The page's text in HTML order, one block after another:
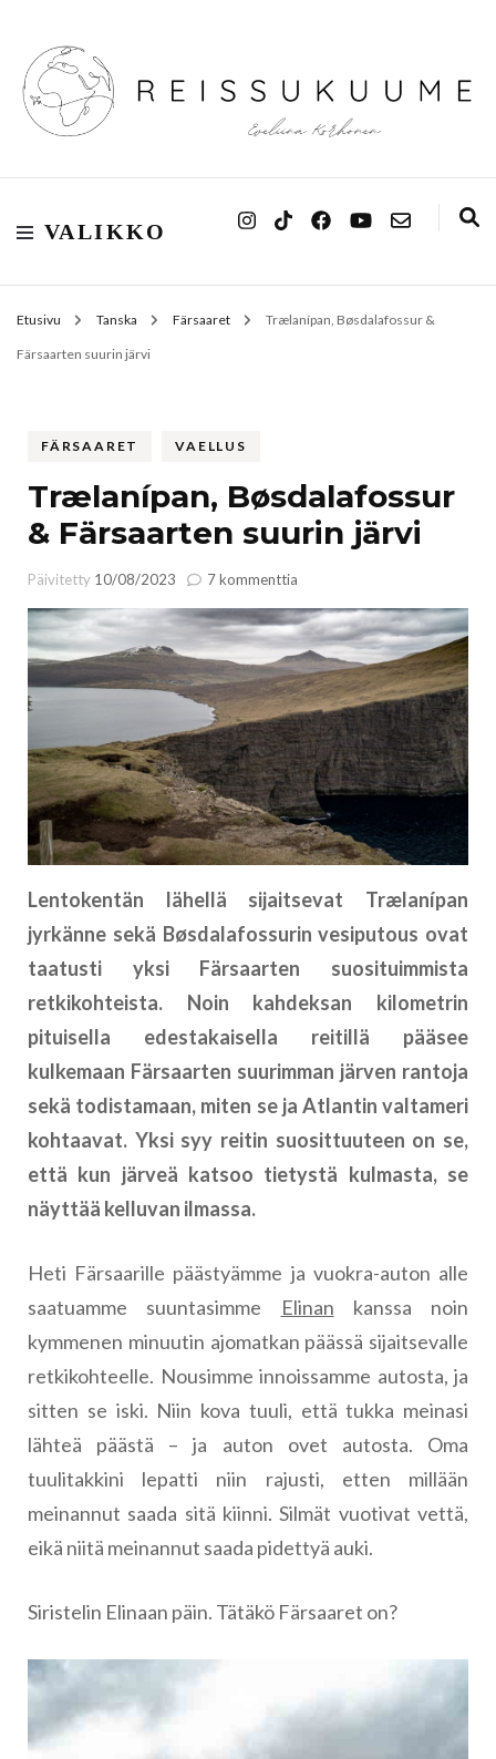
Reissukuume
VALIKKO
Etusivu Tanska Färsaaret Trælanípan, Bøsdalafossur &
Färsaarten suurin järvi
FÄRSAARET VAELLUS
Trælanípan, Bøsdalafossur
& Färsaarten suurin järvi
Päivitetty 10/08/2023 7 kommenttia
Bøsdalafossur
&
Färsaarten
suurin
järvi
Lentokentän lähellä sijaitsevat Trælanípan
jyrkänne sekä Bøsdalafossurin vesiputous ovat
taatusti yksi Färsaarten suosituimmista
retkikohteista. Noin kahdeksan kilometrin
pituisella edestakaisella reitillä pääsee
kulkemaan Färsaarten suurimman järven rantoja
sekä todistamaan, miten se ja Atlantin valtameri
kohtaavat. Yksi syy reitin suosittuuteen on se,
että kun järveä katsoo tietystä kulmasta, se
näyttää kelluvan ilmassa.
Heti Färsaarille päästyämme ja vuokra-auton alle
saatuamme suuntasimme
Elinan kanssa noin
kymmenen minuutin ajomatkan päässä sijaitsevalle
retkikohteelle. Nousimme innoissamme autosta, ja
sitten se iski. Niin kova tuuli, että tukka meinasi
lähteä päästä – ja auton ovet autosta. Oma
tuulitakkini lepatti niin rajusti, etten millään
meinannut saada sitä kiinni. Silmät vuotivat vettä,
eikä niitä meinannut saada pidettyä auki.
Siristelin Elinaan päin. Tätäkö Färsaaret on?